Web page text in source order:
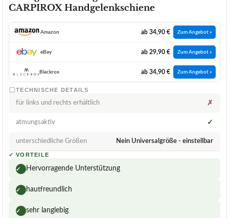
CARPIROX Handgelenkschiene
Amazon ab 34,90 € Zum Angebot »
eBay ab 29,90 € Zum Angebot »
Blackrox ab 34,90 € Zum Angebot »
TECHNISCHE DETAILS
für links und rechts erhältlich ✗
atmungsaktiv ✓
unterschiedliche Größen Nein Universalgröße - einstellbar
✓ VORTEILE
✓ Hervorragende Unterstützung
✓ hautfreundlich
✓ sehr langlebig